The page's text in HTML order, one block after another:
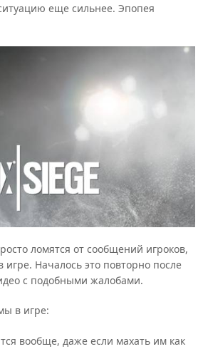
еще сильнее. Эпопея
ломятся от сообщений игроков,
Началось это повторно после
с подобными жалобами.
в игре:
вообще, даже если махать им как